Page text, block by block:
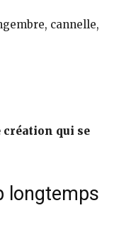
cannelle,
création qui se
longtemps